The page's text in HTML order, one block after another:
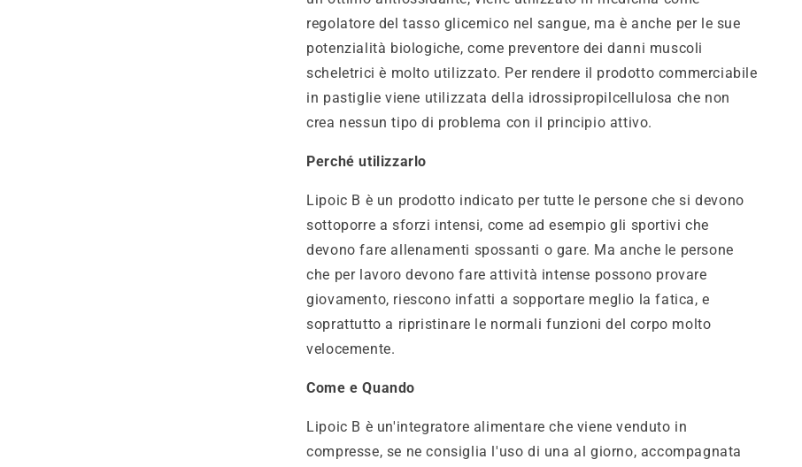
regolatore del tasso glicemico nel sangue, ma è anche per le sue
potenzialità biologiche, come preventore dei danni muscoli
scheletrici è molto utilizzato. Per rendere il prodotto commerciabile
in pastiglie viene utilizzata della idrossipropilcellulosa che non
crea nessun tipo di problema con il principio attivo.
Perché utilizzarlo
Lipoic B è un prodotto indicato per tutte le persone che si devono
sottoporre a sforzi intensi, come ad esempio gli sportivi che
devono fare allenamenti spossanti o gare. Ma anche le persone
che per lavoro devono fare attività intense possono provare
giovamento, riescono infatti a sopportare meglio la fatica, e
soprattutto a ripristinare le normali funzioni del corpo molto
velocemente.
Come e Quando
Lipoic B è un'integratore alimentare che viene venduto in
compresse, se ne consiglia l'uso di una al giorno, accompagnata